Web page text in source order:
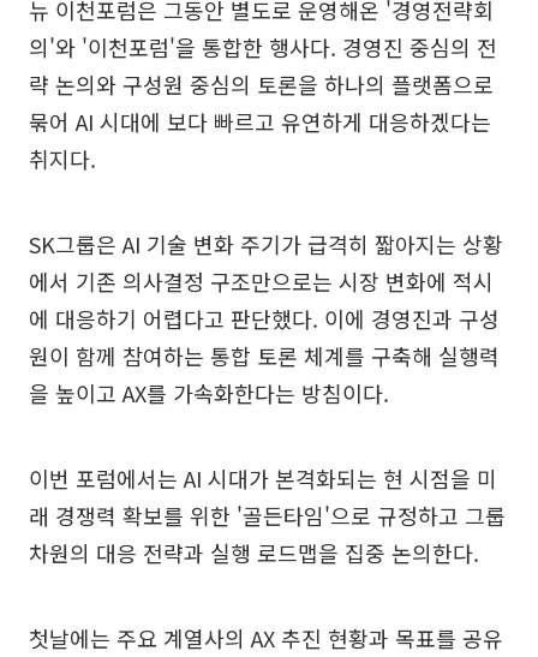
뉴 이천포럼은 그동안 별도로 운영해온 '경영전략회
의'와 '이천포럼'을 통합한 행사다. 경영진 중심의 전
략 논의와 구성원 중심의 토론을 하나의 플랫폼으로
묶어 AI 시대에 보다 빠르고 유연하게 대응하겠다는
취지다.
SK그룹은 AI 기술 변화 주기가 급격히 짧아지는 상황
에서 기존 의사결정 구조만으로는 시장 변화에 적시
에 대응하기 어렵다고 판단했다. 이에 경영진과 구성
원이 함께 참여하는 통합 토론 체계를 구축해 실행력
을 높이고 AX를 가속화한다는 방침이다.
이번 포럼에서는 AI 시대가 본격화되는 현 시점을 미
래 경쟁력 확보를 위한 '골든타임'으로 규정하고 그룹
차원의 대응 전략과 실행 로드맵을 집중 논의한다.
첫날에는 주요 계열사의 AX 추진 현황과 목표를 공유